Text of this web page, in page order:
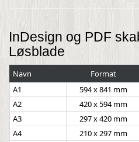
InDesign og PDF
Løsblade
Navn Format
A1
594 x 841 mm
A2
420 x 594 mm
A3
297 x 420 mm
A4
210 x 297 mm